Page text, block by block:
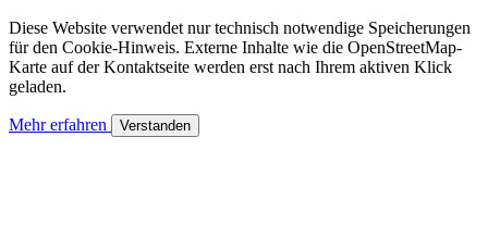
Diese Website verwendet nur technisch notwendige Speicherungen
für den Cookie-Hinweis. Externe Inhalte wie die OpenStreetMap-
Karte auf der Kontaktseite werden erst nach Ihrem aktiven Klick
geladen.
Mehr erfahren Verstanden